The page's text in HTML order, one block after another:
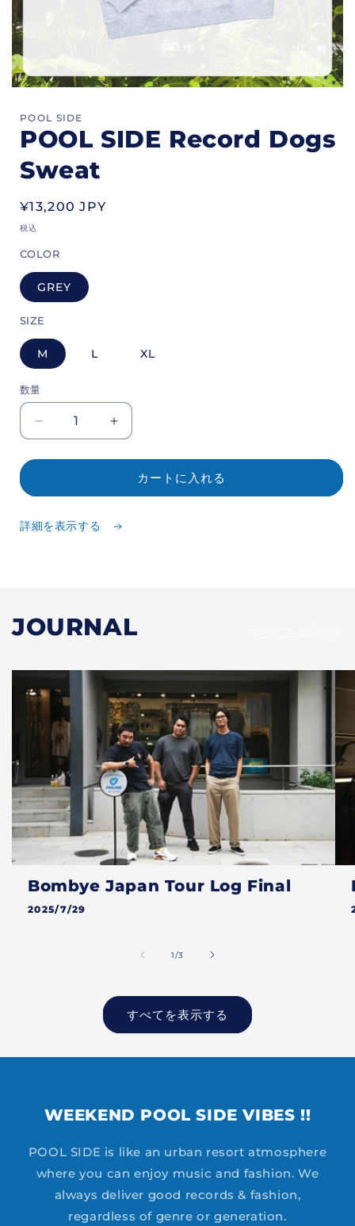
POOL SIDE
POOL SIDE Record Dogs
Sweat
通
常
¥13,200 JPY
税込
COLOR
GREY
SIZE
M L XL
数量
POOL
SIDE
Record
Sweat
数
す
POOL
SIDE
Record
Dogs
Sweat
数
す
カートに入れる
詳細を表示する
JOURNAL
Bombye Japan Tour Log Final
2025/7/29
1/の
3
すべてを表示する
WEEKEND POOL SIDE VIBES !!
POOL SIDE is like an urban resort atmosphere
where you can enjoy music and fashion. We
always deliver good records & fashion,
regardless of genre or generation.